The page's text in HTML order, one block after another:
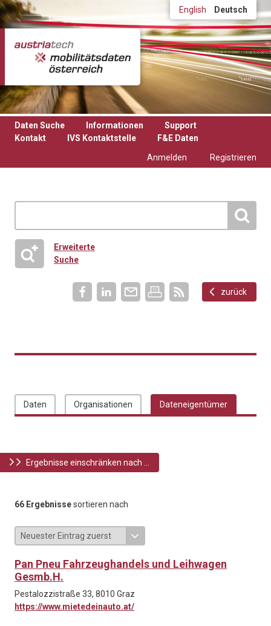
Direkt zum Inhalt English Deutsch
Daten Suche Informationen
Support
Kontakt
IVS Kontaktstelle
F&E Daten
Anmelden
Registrieren
Erweiterte
Suche
zurück
Daten Organisationen Dateneigentümer
Ergebnisse einschränken nach ...
66 Ergebnissesortieren nach
Pan Pneu Fahrzeughandels und Leihwagen
Gesmb.H.
Pestalozzistraße 33, 8010 Graz
https://www.mietedeinauto.at/